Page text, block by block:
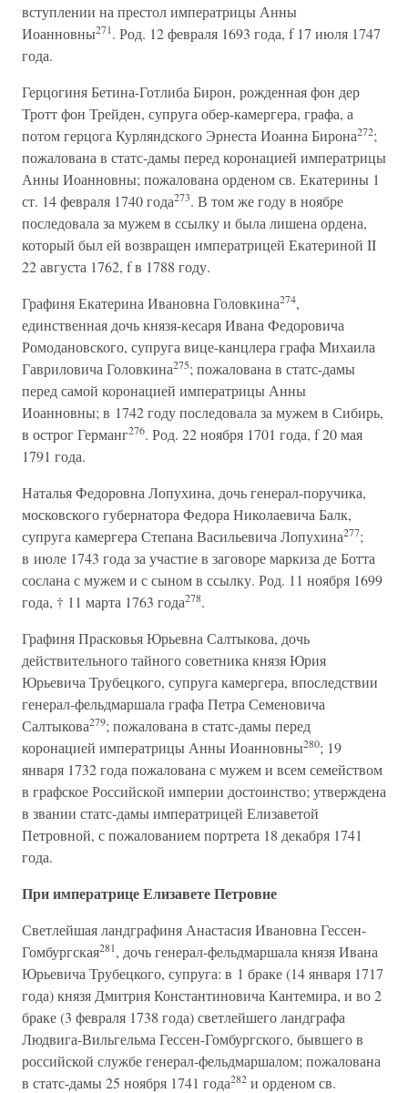
вступлении на престол императрицы Анны
Иоанновны271. Род. 12 февраля 1693 года, f 17 июля 1747
года.
Герцогиня Бетина-Готлиба Бирон, рожденная фон дер
Тротт фон Трейден, супруга обер-камергера, графа, а
потом герцога Курляндского Эрнеста Иоанна Бирона272;
пожалована в статс-дамы перед коронацией императрицы
Анны Иоанновны; пожалована орденом св. Екатерины 1
ст. 14 февраля 1740 года273. В том же году в ноябре
последовала за мужем в ссылку и была лишена ордена,
который был ей возвращен императрицей Екатериной II
22 августа 1762, f в 1788 году.
Графиня Екатерина Ивановна Головкина274,
единственная дочь князя-кесаря Ивана Федоровича
Ромодановского, супруга вице-канцлера графа Михаила
Гавриловича Головкина275; пожалована в статс-дамы
перед самой коронацией императрицы Анны
Иоанновны; в 1742 году последовала за мужем в Сибирь,
в острог Германг276. Род. 22 ноября 1701 года, f 20 мая
1791 года.
Наталья Федоровна Лопухина, дочь генерал-поручика,
московского губернатора Федора Николаевича Балк,
супруга камергера Степана Васильевича Лопухина277;
в июле 1743 года за участие в заговоре маркиза де Ботта
сослана с мужем и с сыном в ссылку. Род. 11 ноября 1699
года, † 11 марта 1763 года278.
Графиня Прасковья Юрьевна Салтыкова, дочь
действительного тайного советника князя Юрия
Юрьевича Трубецкого, супруга камергера, впоследствии
генерал-фельдмаршала графа Петра Семеновича
Салтыкова279; пожалована в статс-дамы перед
коронацией императрицы Анны Иоанновны280; 19
января 1732 года пожалована с мужем и всем семейством
в графское Российской империи достоинство; утверждена
в звании статс-дамы императрицей Елизаветой
Петровной, с пожалованием портрета 18 декабря 1741
года.
При императрице Елизавете Петровне
Светлейшая ландграфиня Анастасия Ивановна Гессен-
Гомбургская281, дочь генерал-фельдмаршала князя Ивана
Юрьевича Трубецкого, супруга: в 1 браке (14 января 1717
года) князя Дмитрия Константиновича Кантемира, и во 2
браке (3 февраля 1738 года) светлейшего ландграфа
Людвига-Вильгельма Гессен-Гомбургского, бывшего в
российской службе генерал-фельдмаршалом; пожалована
в статс-дамы 25 ноября 1741 года282 и орденом св.